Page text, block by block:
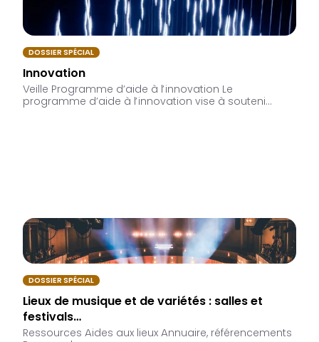
DOSSIER SPÉCIAL
Innovation
Veille Programme d’aide à l’innovation Le
programme d’aide à l’innovation vise à souteni…
DOSSIER SPÉCIAL
Lieux de musique et de variétés : salles et
festivals…
Ressources Aides aux lieux Annuaire, référencements